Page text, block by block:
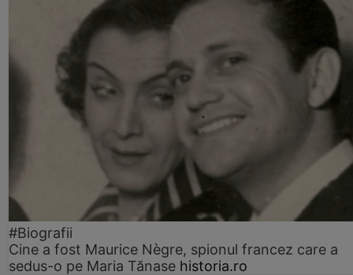
#Biografii
Cine a fost Maurice Nègre, spionul francez care a
sedus-o pe Maria Tănase historia.ro